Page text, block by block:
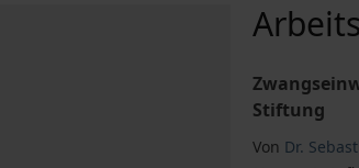
Stiftung
Von Dr.